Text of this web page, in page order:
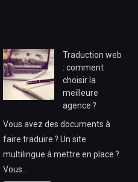
Traduction web
: comment
choisir la
meilleure
agence ?
Vous avez des documents à
faire traduire ? Un site
multilingue à mettre en place ?
Vous…